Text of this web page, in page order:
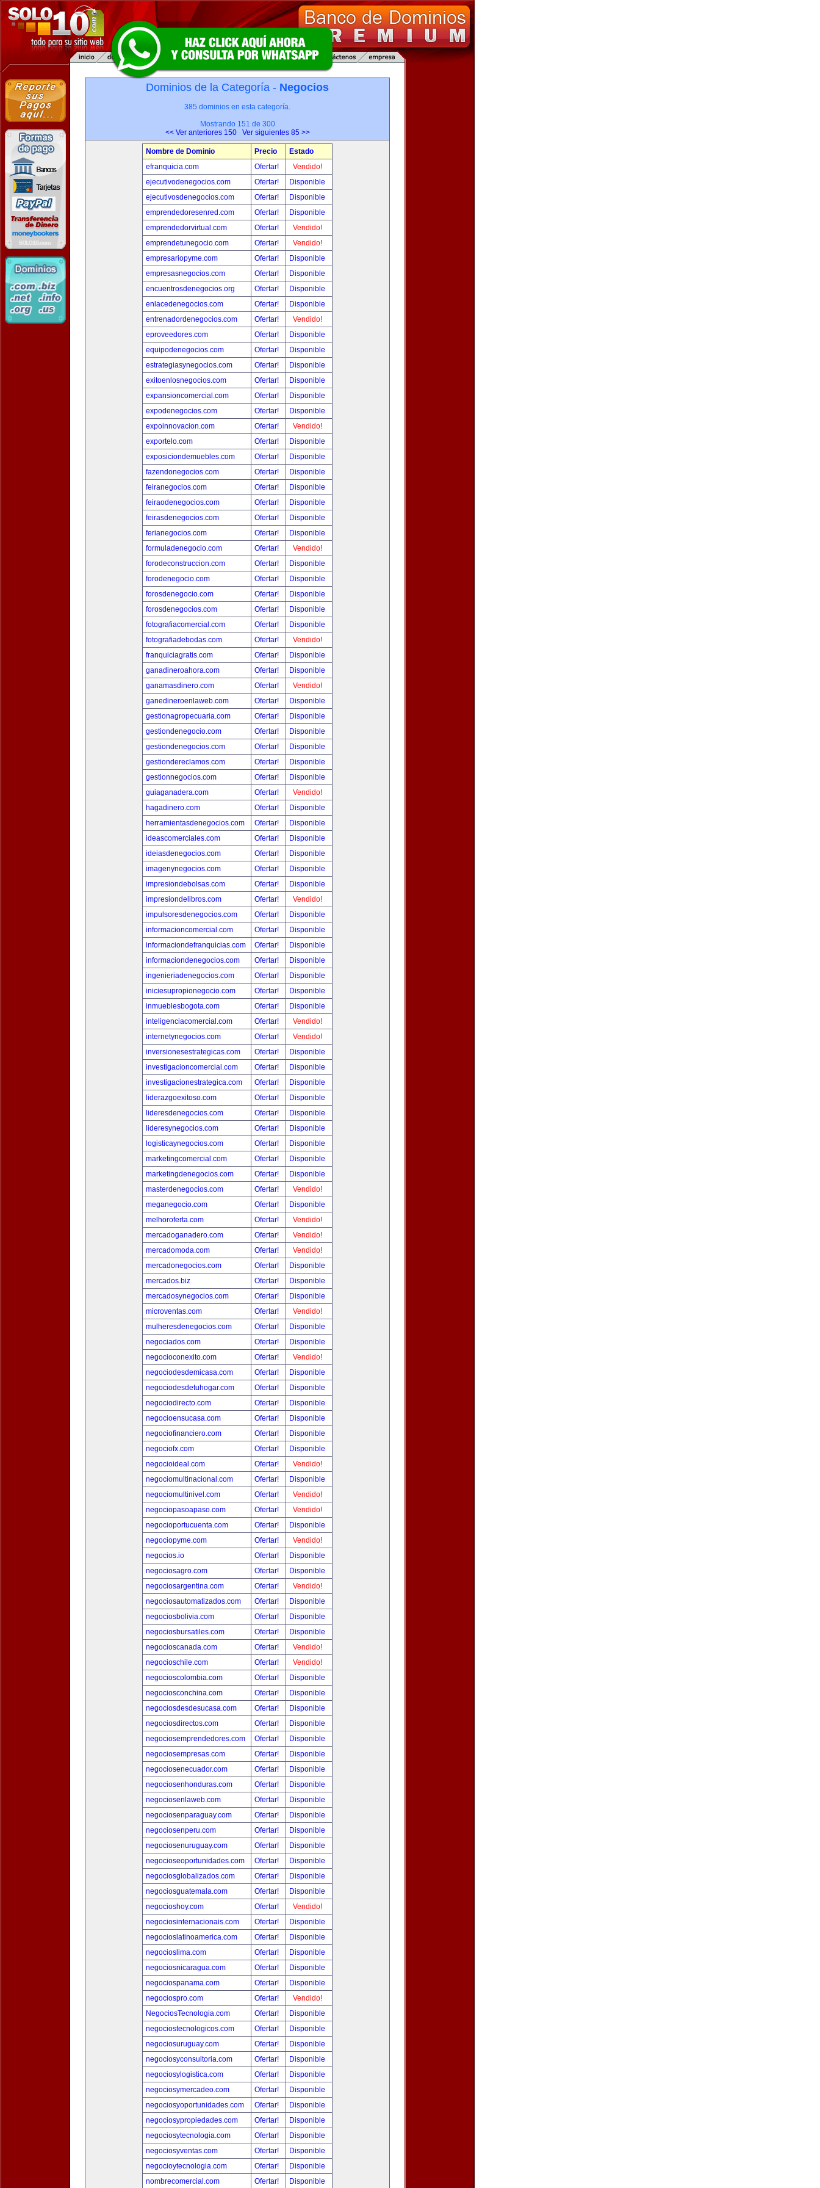
Dominios de la Categoría - Negocios
385 dominios en esta categoría.
Mostrando 151 de 300
<< Ver anteriores 150
Ver siguientes 85 >>
Nombre de Dominio Precio
Estado
efranquicia.com
Ofertar!
Vendido!
ejecutivodenegocios.com
Ofertar!
Disponible
ejecutivosdenegocios.com
Ofertar!
Disponible
emprendedoresenred.com
Ofertar!
Disponible
emprendedorvirtual.com
Ofertar!
Vendido!
emprendetunegocio.com
Ofertar!
Vendido!
empresariopyme.com
Ofertar!
Disponible
empresasnegocios.com
Ofertar!
Disponible
encuentrosdenegocios.org
Ofertar!
Disponible
enlacedenegocios.com
Ofertar!
Disponible
entrenadordenegocios.com
Ofertar!
Vendido!
eproveedores.com
Ofertar!
Disponible
equipodenegocios.com
Ofertar!
Disponible
estrategiasynegocios.com
Ofertar!
Disponible
exitoenlosnegocios.com
Ofertar!
Disponible
expansioncomercial.com
Ofertar!
Disponible
expodenegocios.com
Ofertar!
Disponible
expoinnovacion.com
Ofertar!
Vendido!
exportelo.com
Ofertar!
Disponible
exposiciondemuebles.com
Ofertar!
Disponible
fazendonegocios.com
Ofertar!
Disponible
feiranegocios.com
Ofertar!
Disponible
feiraodenegocios.com
Ofertar!
Disponible
feirasdenegocios.com
Ofertar!
Disponible
ferianegocios.com
Ofertar!
Disponible
formuladenegocio.com
Ofertar!
Vendido!
forodeconstruccion.com
Ofertar!
Disponible
forodenegocio.com
Ofertar!
Disponible
forosdenegocio.com
Ofertar!
Disponible
forosdenegocios.com
Ofertar!
Disponible
fotografiacomercial.com
Ofertar!
Disponible
fotografiadebodas.com
Ofertar!
Vendido!
franquiciagratis.com
Ofertar!
Disponible
ganadineroahora.com
Ofertar!
Disponible
ganamasdinero.com
Ofertar!
Vendido!
ganedineroenlaweb.com
Ofertar!
Disponible
gestionagropecuaria.com
Ofertar!
Disponible
gestiondenegocio.com
Ofertar!
Disponible
gestiondenegocios.com
Ofertar!
Disponible
gestiondereclamos.com
Ofertar!
Disponible
gestionnegocios.com
Ofertar!
Disponible
guiaganadera.com
Ofertar!
Vendido!
hagadinero.com
Ofertar!
Disponible
herramientasdenegocios.com
Ofertar!
Disponible
ideascomerciales.com
Ofertar!
Disponible
ideiasdenegocios.com
Ofertar!
Disponible
imagenynegocios.com
Ofertar!
Disponible
impresiondebolsas.com
Ofertar!
Disponible
impresiondelibros.com
Ofertar!
Vendido!
impulsoresdenegocios.com
Ofertar!
Disponible
informacioncomercial.com
Ofertar!
Disponible
informaciondefranquicias.com
Ofertar!
Disponible
informaciondenegocios.com
Ofertar!
Disponible
ingenieriadenegocios.com
Ofertar!
Disponible
iniciesupropionegocio.com
Ofertar!
Disponible
inmueblesbogota.com
Ofertar!
Disponible
inteligenciacomercial.com
Ofertar!
Vendido!
internetynegocios.com
Ofertar!
Vendido!
inversionesestrategicas.com
Ofertar!
Disponible
investigacioncomercial.com
Ofertar!
Disponible
investigacionestrategica.com
Ofertar!
Disponible
liderazgoexitoso.com
Ofertar!
Disponible
lideresdenegocios.com
Ofertar!
Disponible
lideresynegocios.com
Ofertar!
Disponible
logisticaynegocios.com
Ofertar!
Disponible
marketingcomercial.com
Ofertar!
Disponible
marketingdenegocios.com
Ofertar!
Disponible
masterdenegocios.com
Ofertar!
Vendido!
meganegocio.com
Ofertar!
Disponible
melhoroferta.com
Ofertar!
Vendido!
mercadoganadero.com
Ofertar!
Vendido!
mercadomoda.com
Ofertar!
Vendido!
mercadonegocios.com
Ofertar!
Disponible
mercados.biz
Ofertar!
Disponible
mercadosynegocios.com
Ofertar!
Disponible
microventas.com
Ofertar!
Vendido!
mulheresdenegocios.com
Ofertar!
Disponible
negociados.com
Ofertar!
Disponible
negocioconexito.com
Ofertar!
Vendido!
negociodesdemicasa.com
Ofertar!
Disponible
negociodesdetuhogar.com
Ofertar!
Disponible
negociodirecto.com
Ofertar!
Disponible
negocioensucasa.com
Ofertar!
Disponible
negociofinanciero.com
Ofertar!
Disponible
negociofx.com
Ofertar!
Disponible
negocioideal.com
Ofertar!
Vendido!
negociomultinacional.com
Ofertar!
Disponible
negociomultinivel.com
Ofertar!
Vendido!
negociopasoapaso.com
Ofertar!
Vendido!
negocioportucuenta.com
Ofertar!
Disponible
negociopyme.com
Ofertar!
Vendido!
negocios.io
Ofertar!
Disponible
negociosagro.com
Ofertar!
Disponible
negociosargentina.com
Ofertar!
Vendido!
negociosautomatizados.com
Ofertar!
Disponible
negociosbolivia.com
Ofertar!
Disponible
negociosbursatiles.com
Ofertar!
Disponible
negocioscanada.com
Ofertar!
Vendido!
negocioschile.com
Ofertar!
Vendido!
negocioscolombia.com
Ofertar!
Disponible
negociosconchina.com
Ofertar!
Disponible
negociosdesdesucasa.com
Ofertar!
Disponible
negociosdirectos.com
Ofertar!
Disponible
negociosemprendedores.com
Ofertar!
Disponible
negociosempresas.com
Ofertar!
Disponible
negociosenecuador.com
Ofertar!
Disponible
negociosenhonduras.com
Ofertar!
Disponible
negociosenlaweb.com
Ofertar!
Disponible
negociosenparaguay.com
Ofertar!
Disponible
negociosenperu.com
Ofertar!
Disponible
negociosenuruguay.com
Ofertar!
Disponible
negocioseoportunidades.com
Ofertar!
Disponible
negociosglobalizados.com
Ofertar!
Disponible
negociosguatemala.com
Ofertar!
Disponible
negocioshoy.com
Ofertar!
Vendido!
negociosinternacionais.com
Ofertar!
Disponible
negocioslatinoamerica.com
Ofertar!
Disponible
negocioslima.com
Ofertar!
Disponible
negociosnicaragua.com
Ofertar!
Disponible
negociospanama.com
Ofertar!
Disponible
negociospro.com
Ofertar!
Vendido!
NegociosTecnologia.com
Ofertar!
Disponible
negociostecnologicos.com
Ofertar!
Disponible
negociosuruguay.com
Ofertar!
Disponible
negociosyconsultoria.com
Ofertar!
Disponible
negociosylogistica.com
Ofertar!
Disponible
negociosymercadeo.com
Ofertar!
Disponible
negociosyoportunidades.com
Ofertar!
Disponible
negociosypropiedades.com
Ofertar!
Disponible
negociosytecnologia.com
Ofertar!
Disponible
negociosyventas.com
Ofertar!
Disponible
negocioytecnologia.com
Ofertar!
Disponible
nombrecomercial.com
Ofertar! Disponible